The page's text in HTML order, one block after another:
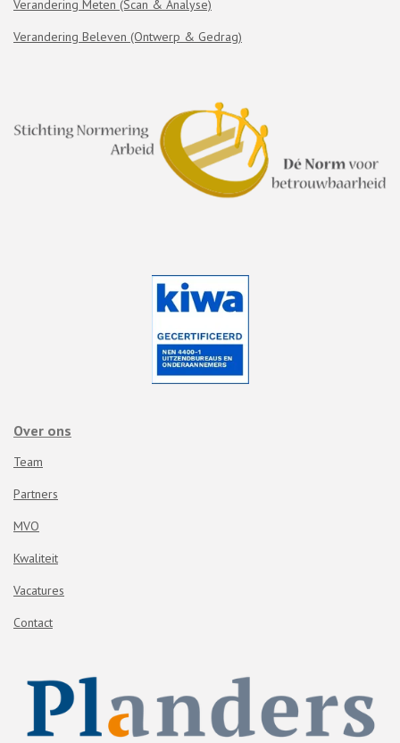
Verandering Meten (Scan & Analyse)
Verandering Beleven (Ontwerp & Gedrag)
Over ons
Team
Partners
MVO
Kwaliteit
Vacatures
Contact